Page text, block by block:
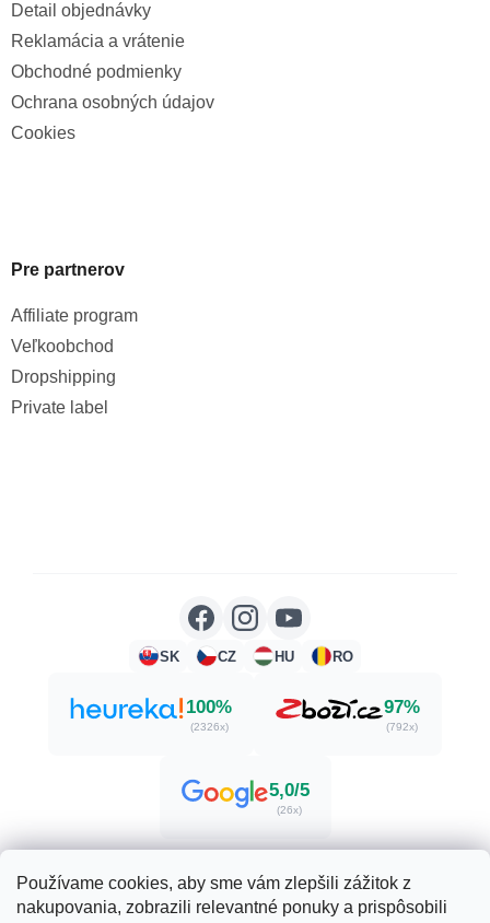
Používame cookies, aby sme vám zlepšili zážitok z
nakupovania, zobrazili relevantné ponuky a prispôsobili
Detail objednávky
Reklamácia a vrátenie
Obchodné podmienky
Ochrana osobných údajov
Cookies
Pre partnerov
Affiliate program
Veľkoobchod
Dropshipping
Private label
SK CZ HU RO
100%
(2326x)
97%
(792x)
5,0/5
(26x)
Vytvoril Shoptet